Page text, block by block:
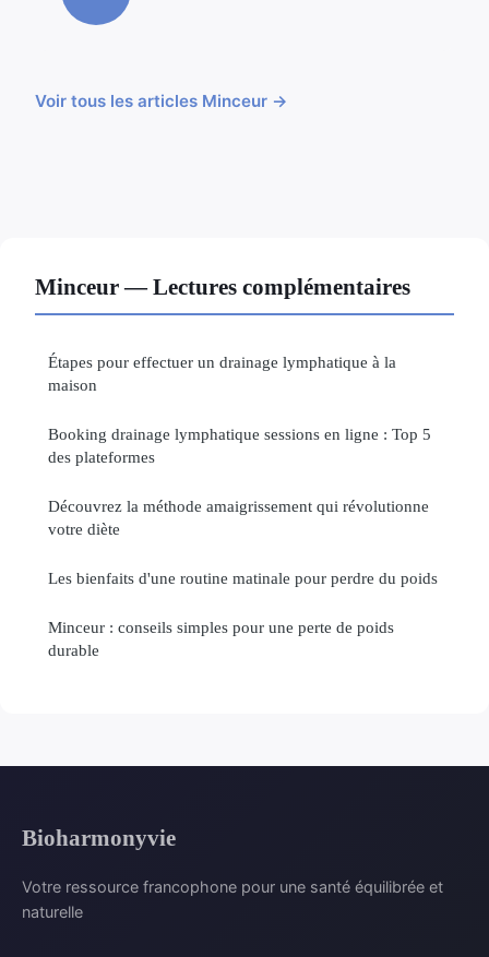
Voir tous les articles Minceur →
Minceur — Lectures complémentaires
Étapes pour effectuer un drainage lymphatique à la
maison
Booking drainage lymphatique sessions en ligne : Top 5
des plateformes
Découvrez la méthode amaigrissement qui révolutionne
votre diète
Les bienfaits d'une routine matinale pour perdre du poids
Minceur : conseils simples pour une perte de poids
durable
Bioharmonyvie
Votre ressource francophone pour une santé équilibrée et
naturelle